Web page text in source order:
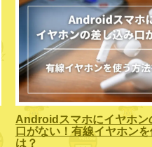
Androidスマホにイヤホン
口がない！有線イヤホン
は？